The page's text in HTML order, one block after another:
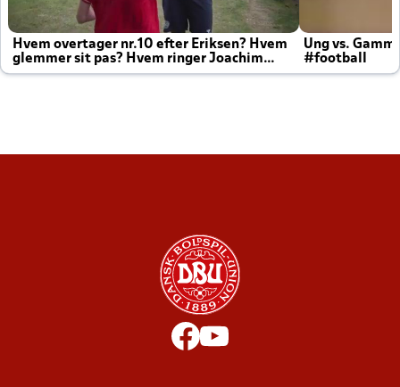
Hvem overtager nr.10 efter Eriksen? Hvem
glemmer sit pas? Hvem ringer Joachim
altid til efter kampe?
Ung vs.
#football